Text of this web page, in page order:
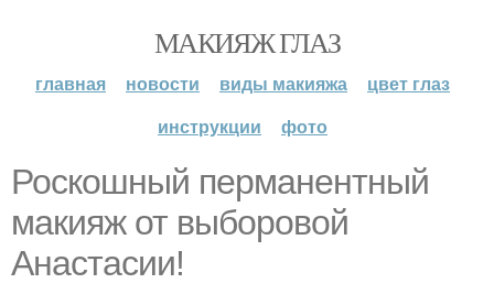
МАКИЯЖ ГЛАЗ
главная новости виды макияжа
цвет глаз
инструкции
фото
Роскошный перманентный
макияж от выборовой
Анастасии!